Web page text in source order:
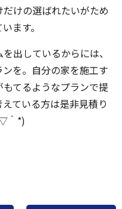
けの選ばれたいがため
ます。
出しているからには、
を。自分の家を施工す
てるようなプランで提
ている方は是非見積り
｀*)